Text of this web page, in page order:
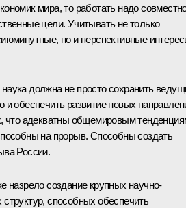
мира, то работать надо
цели. Учитывать не только
но и перспективные
должна не просто сохранить
обеспечить развитие новых
что адекватны общемировым
на прорыв. Способны создать
России.
назрело создание крупных научно-
структур, способных обеспечить